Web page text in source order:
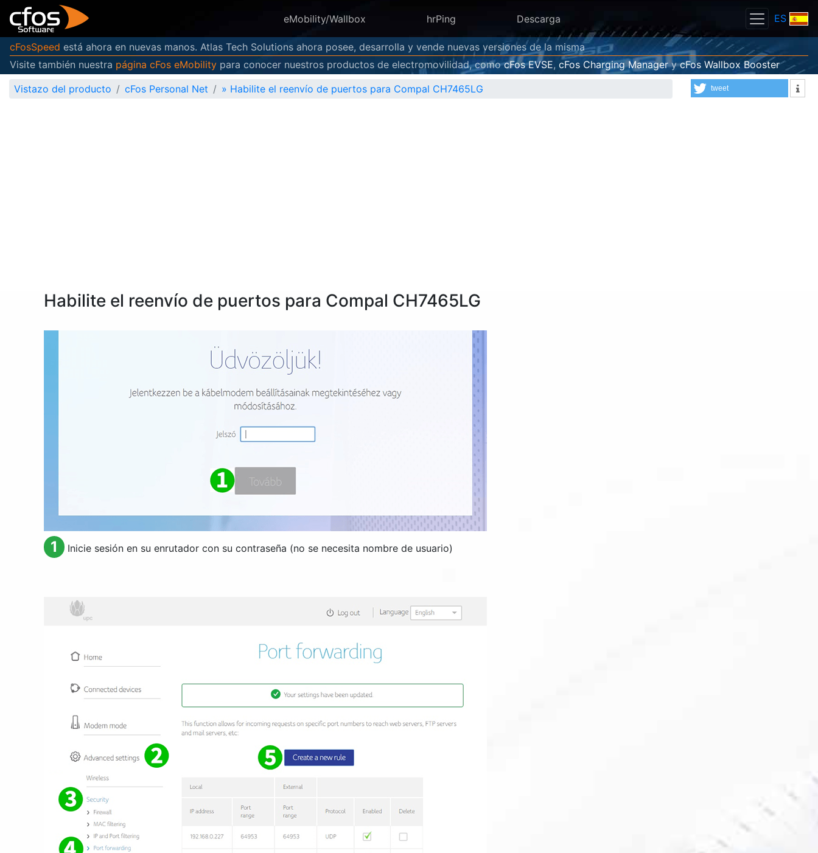
eMobility/Wallbox hrPing Descarga ES
cFosSpeed está ahora en nuevas manos. Atlas Tech Solutions ahora posee, desarrolla y vende nuevas versiones de la misma
Visite también nuestra página cFos eMobility para conocer nuestros productos de electromovilidad, comocFos EVSE, cFos Charging ManagerycFos Wallbox Booster
Vistazo del producto
cFos Personal Net » Habilite el reenvío de puertos para Compal CH7465LG tweet
Habilite el reenvío de puertos para Compal CH7465LG
1 Inicie sesión en su enrutador con su contraseña (no se necesita nombre de usuario)